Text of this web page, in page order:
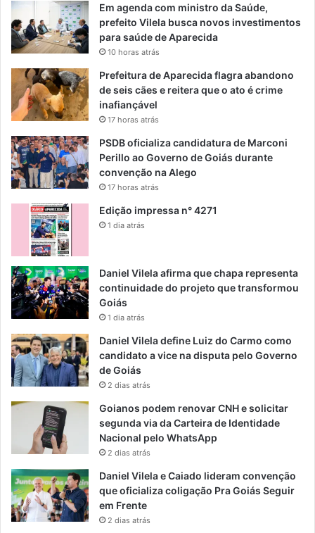
Em agenda com ministro da Saúde,
prefeito Vilela busca novos investimentos
para saúde de Aparecida
10 horas atrás
Prefeitura de Aparecida flagra abandono
de seis cães e reitera que o ato é crime
inafiançável
17 horas atrás
PSDB oficializa candidatura de Marconi
Perillo ao Governo de Goiás durante
convenção na Alego
17 horas atrás
Edição impressa n° 4271
1 dia atrás
Daniel Vilela afirma que chapa representa
continuidade do projeto que transformou
Goiás
1 dia atrás
Daniel Vilela define Luiz do Carmo como
candidato a vice na disputa pelo Governo
de Goiás
2 dias atrás
Goianos podem renovar CNH e solicitar
segunda via da Carteira de Identidade
Nacional pelo WhatsApp
2 dias atrás
Daniel Vilela e Caiado lideram convenção
que oficializa coligação Pra Goiás Seguir
em Frente
2 dias atrás